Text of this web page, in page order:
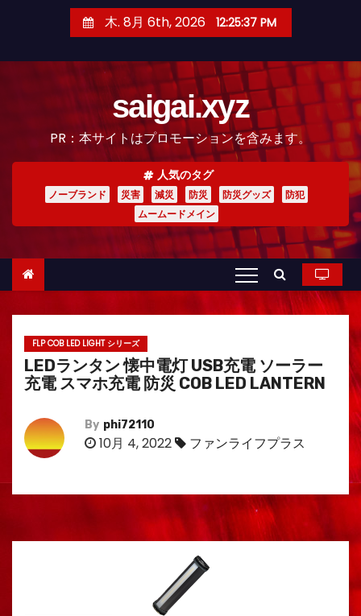
木. 8月 6th, 2026 12:25:38 PM
saigai.xyz
PR：本サイトはプロモーションを含みます。
人気のタグ
ノーブランド 災害 減災 防災 防災グッズ
防犯
ムームードメイン
FLP COB LED LIGHT シリーズ
LEDランタン 懐中電灯 USB充電 ソーラー
充電 スマホ充電 防災 COB LED LANTERN
By phi72110
10月 4, 2022 ファンライフプラス